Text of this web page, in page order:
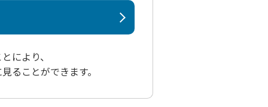
により、
ることができます。